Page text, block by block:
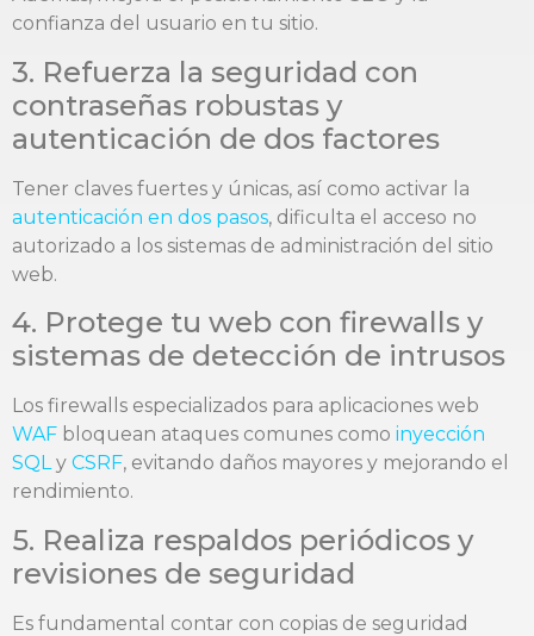
confianza del usuario en tu sitio.
3. Refuerza la seguridad con
contraseñas robustas y
autenticación de dos factores
Tener claves fuertes y únicas, así como activar la
autenticación en dos pasos, dificulta el acceso no
autorizado a los sistemas de administración del sitio
web.
4. Protege tu web con firewalls y
sistemas de detección de intrusos
Los firewalls especializados para aplicaciones web
WAF bloquean ataques comunes como inyección
SQLy CSRF, evitando daños mayores y mejorando el
rendimiento.
5. Realiza respaldos periódicos y
revisiones de seguridad
Es fundamental contar con copias de seguridad